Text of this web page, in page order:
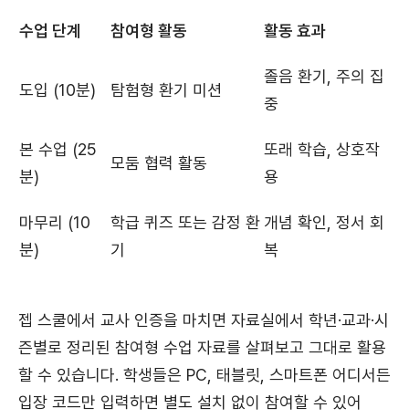
수업 단계 참여형 활동 활동 효과
도입 (10분) 탐험형 환기 미션
졸음 환기, 주의 집
중
본 수업 (25
분)
모둠 협력 활동
또래 학습, 상호작
용
마무리 (10
분)
학급 퀴즈 또는 감정 환
기
개념 확인, 정서 회
복
젭 스쿨에서 교사 인증을 마치면 자료실에서 학년·교과·시
즌별로 정리된 참여형 수업 자료를 살펴보고 그대로 활용
할 수 있습니다. 학생들은 PC, 태블릿, 스마트폰 어디서든
입장 코드만 입력하면 별도 설치 없이 참여할 수 있어